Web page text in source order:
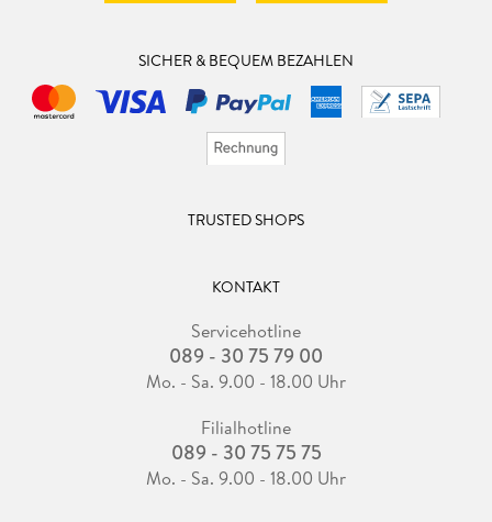
SICHER & BEQUEM BEZAHLEN
TRUSTED SHOPS
KONTAKT
Servicehotline
089 - 30 75 79 00
Mo. - Sa. 9.00 - 18.00 Uhr
Filialhotline
089 - 30 75 75 75
Mo. - Sa. 9.00 - 18.00 Uhr